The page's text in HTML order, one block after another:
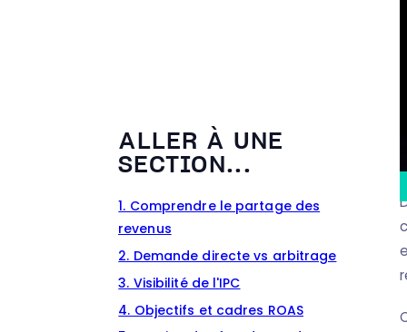
ALLER À UNE
SECTION...
1. Comprendre le partage des
revenus
2. Demande directe vs arbitrage
3. Visibilité de l'IPC
4. Objectifs et cadres ROAS